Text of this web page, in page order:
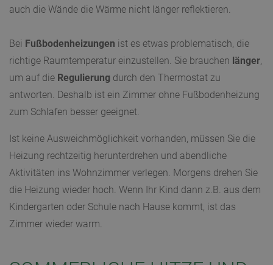
auch die Wände die Wärme nicht länger reflektieren.
Bei Fußbodenheizungen ist es etwas problematisch, die
richtige Raumtemperatur einzustellen. Sie brauchen länger,
um auf die Regulierung durch den Thermostat zu
antworten. Deshalb ist ein Zimmer ohne Fußbodenheizung
zum Schlafen besser geeignet.
Ist keine Ausweichmöglichkeit vorhanden, müssen Sie die
Heizung rechtzeitig herunterdrehen und abendliche
Aktivitäten ins Wohnzimmer verlegen. Morgens drehen Sie
die Heizung wieder hoch. Wenn Ihr Kind dann z.B. aus dem
Kindergarten oder Schule nach Hause kommt, ist das
Zimmer wieder warm.